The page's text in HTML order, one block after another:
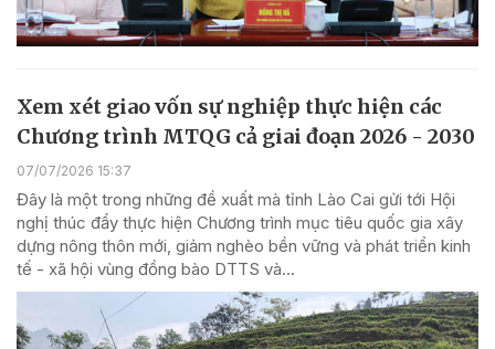
Xem xét giao vốn sự nghiệp thực hiện các
Chương trình MTQG cả giai đoạn 2026 - 2030
07/07/2026 15:37
Đây là một trong những đề xuất mà tỉnh Lào Cai gửi tới Hội
nghị thúc đẩy thực hiện Chương trình mục tiêu quốc gia xây
dựng nông thôn mới, giảm nghèo bền vững và phát triển kinh
tế - xã hội vùng đồng bào DTTS và...